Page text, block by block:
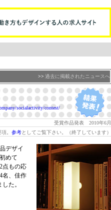
>> 過去に掲載されたニュースへ
socialactivity/contest/
受賞作品発表 2010年6月
。 参考としてご覧下さい。（終了しています）
デザイ
めて
点もの応
名、佳作
た。